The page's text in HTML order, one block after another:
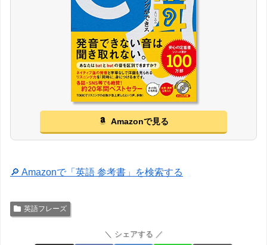
Amazonで見る
🔎 Amazonで「英語 参考書」を検索する
英語フレーズ
＼ シェアする ／